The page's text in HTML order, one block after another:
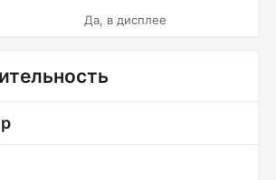
Да, в дисплее